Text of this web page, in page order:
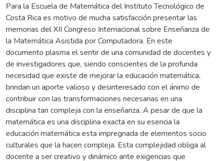
Para la Escuela de Matemática del Instituto Tecnológico de
Costa Rica es motivo de mucha satisfacción presentar las
memorias del XII Congreso Internacional sobre Enseñanza de
la Matemática Asistida por Computadora. En este
documento plasma el sentir de una comunidad de docentes y
de investigadores que, siendo conscientes de la profunda
necesidad que existe de mejorar la educación matemática,
brindan un aporte valioso y desinteresado con el ánimo de
contribuir con las transformaciones necesarias en una
disciplina tan compleja con la enseñanza. A pesar de que la
matemática es una disciplina exacta en su esencia la
educación matemática esta impregnada de elementos socio
culturales que la hacen compleja. Esta complejidad obliga al
docente a ser creativo y dinámico ante exigencias que